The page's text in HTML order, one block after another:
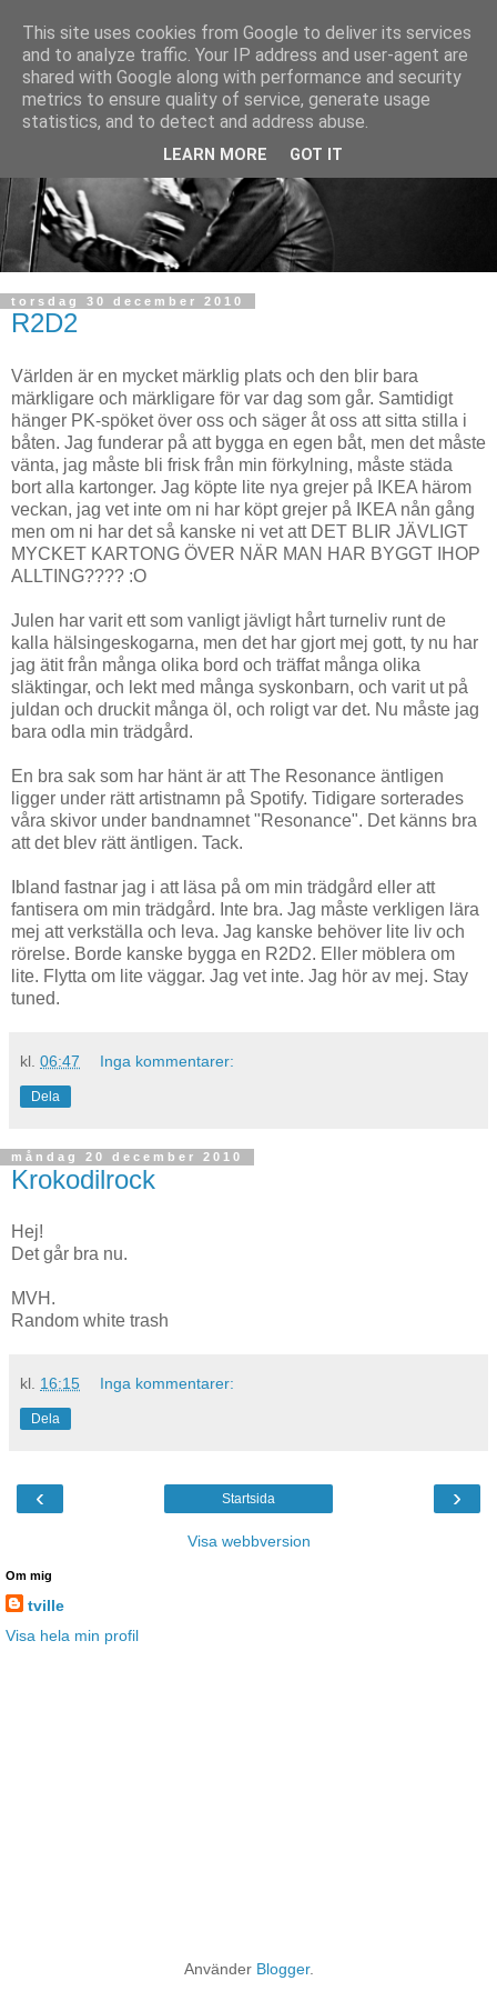
torsdag 30 december 2010
R2D2
Världen är en mycket märklig plats och den blir bara
märkligare och märkligare för var dag som går. Samtidigt
hänger PK-spöket över oss och säger åt oss att sitta stilla i
båten. Jag funderar på att bygga en egen båt, men det måste
vänta, jag måste bli frisk från min förkylning, måste städa
bort alla kartonger. Jag köpte lite nya grejer på IKEA härom
veckan, jag vet inte om ni har köpt grejer på IKEA nån gång
men om ni har det så kanske ni vet att DET BLIR JÄVLIGT
MYCKET KARTONG ÖVER NÄR MAN HAR BYGGT IHOP
ALLTING???? :O
Julen har varit ett som vanligt jävligt hårt turneliv runt de
kalla hälsingeskogarna, men det har gjort mej gott, ty nu har
jag ätit från många olika bord och träffat många olika
släktingar, och lekt med många syskonbarn, och varit ut på
juldan och druckit många öl, och roligt var det. Nu måste jag
bara odla min trädgård.
En bra sak som har hänt är att The Resonance äntligen
ligger under rätt artistnamn på Spotify. Tidigare sorterades
våra skivor under bandnamnet "Resonance". Det känns bra
att det blev rätt äntligen. Tack.
Ibland fastnar jag i att läsa på om min trädgård eller att
fantisera om min trädgård. Inte bra. Jag måste verkligen lära
mej att verkställa och leva. Jag kanske behöver lite liv och
rörelse. Borde kanske bygga en R2D2. Eller möblera om
lite. Flytta om lite väggar. Jag vet inte. Jag hör av mej. Stay
tuned.
kl. 06:47 Inga kommentarer:
Dela
måndag 20 december 2010
Krokodilrock
Hej!
Det går bra nu.
MVH.
Random white trash
kl. 16:15 Inga kommentarer:
Dela
‹ ›
Startsida
Visa webbversion
Om mig
tville
Visa hela min profil
Använder Blogger.
This site uses cookies from Google to deliver its services
and to analyze traffic. Your IP address and user-agent are
shared with Google along with performance and security
metrics to ensure quality of service, generate usage
statistics, and to detect and address abuse.
LEARN MORE GOT IT